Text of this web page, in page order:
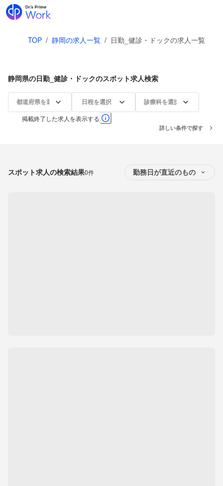
TOP / 静岡の求人一覧 / 日勤_健診・ドックの求人一覧
静岡県の日勤_健診・ドックのスポット求人検索
都道府県を選択 日程を選択 診療科を選択
掲載終了した求人を表示する
詳しい条件で探す
スポット求人の検索結果0件 勤務日が直近のもの